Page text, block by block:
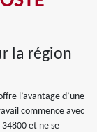
la région
l’avantage d’une
commence avec
et ne se